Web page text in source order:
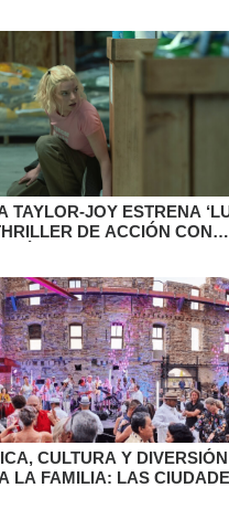
TAYLOR-JOY ESTRENA
DE ACCIÓN CON
CULTURA Y
LA FAMILIA: LAS